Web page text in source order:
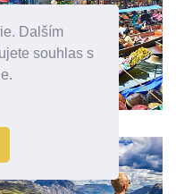
Dalším
souhlas s